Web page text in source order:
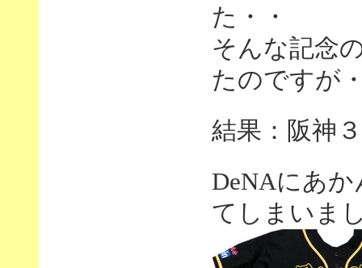
た・・
そんな記念
たのですが
結果：阪神
DeNAにあ
てしまいま